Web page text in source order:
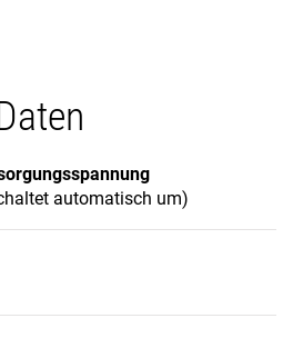
automatisch um)